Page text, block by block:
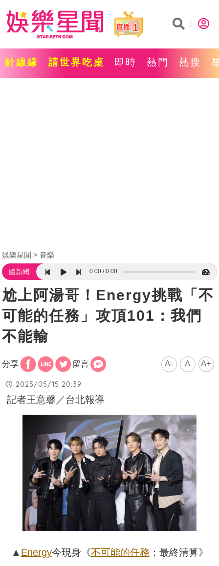
1
針線緣 請世界吃桌 即時 熱門 熱搜
娛樂星聞 音樂
聽新聞 0:00 0:00
尬上阿湯哥！Energy挑戰「不
可能的任務」攻頂101：我們
不能輸
分享 留言 A- A A+
2025/05/15 20:39
記者王意馨／台北報導
▲ Energy今現身《不可能的任務 ：最終清算》